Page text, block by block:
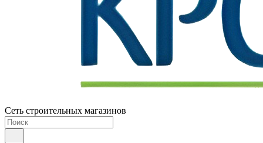
Сеть строительных магазинов